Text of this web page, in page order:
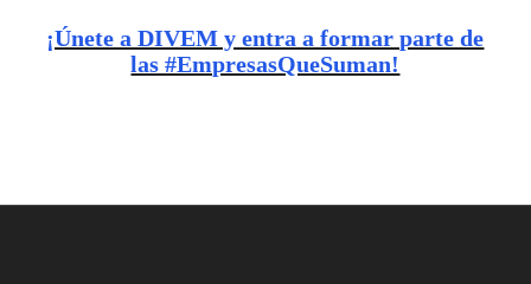
¡Únete a DIVEM y entra a formar parte de
las #EmpresasQueSuman!